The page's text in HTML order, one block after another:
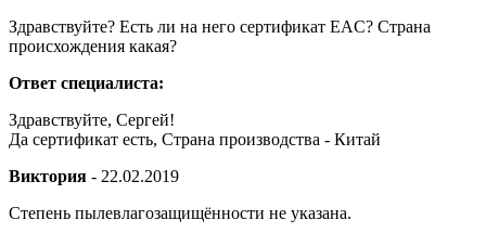
Здравствуйте? Есть ли на него сертификат EAC? Страна
происхождения какая?
Ответ специалиста:
Здравствуйте, Сергей!
Да сертификат есть, Страна производства - Китай
Виктория - 22.02.2019
Степень пылевлагозащищённости не указана.